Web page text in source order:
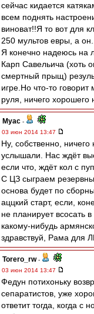
сейчас кидается
всем поднять
виноват!!Я то вот для
250 мультов евры, а
Я конечно надеюсь на
Карп Савельича (хоть
смертный прыщ)
игре.Но что-то
руля, ничего хорошего
Myac -
03 июн 2014 13:47
Ну, собственно,
услышали. Нас ждёт
если что, ждёт кол с
С ЦЗ сыграем
основа будет по
аццкий старт, если,
не планирует всосать
какому-нибудь
здравствуй, Рама для
Torero_rw-
03 июн 2014 13:47
Федун потихоньку
сепаратистов, уже
ответит тогда, когда с